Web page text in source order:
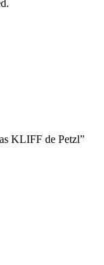
KLIFF de Petzl”